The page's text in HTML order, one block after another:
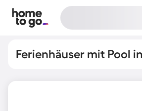
Ferienhäuser mit Pool